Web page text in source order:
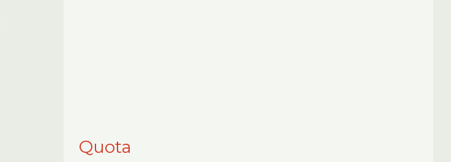
Quota